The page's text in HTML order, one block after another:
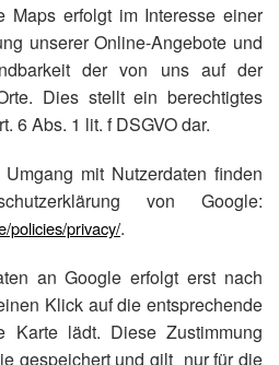
Maps erfolgt im Interesse einer
unserer Online-Angebote und
der von uns auf der
Dies stellt ein berechtigtes
6 Abs. 1 lit. f DSGVO dar.
mit Nutzerdaten finden
von Google:
policies/privacy/.
an Google erfolgt erst nach
Klick auf die entsprechende
Karte lädt. Diese Zustimmung
gespeichert und gilt nur für die